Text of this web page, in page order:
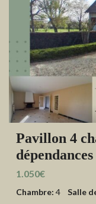
Pavillon 4
dépendances
1.050€
Chambre: 4 Salle